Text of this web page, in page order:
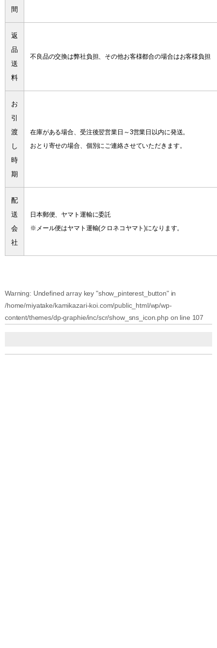
間
返
品
送
料
不良品の交換は弊社負担、その他お客様都合の場合はお客様負担
お
引
渡
し
時
期
在庫がある場合、受注後翌営業日～3営業日以内に発送。
おとり寄せの場合、個別にご連絡させていただきます。
配
送
会
社
日本郵便、ヤマト運輸に委託
※メール便はヤマト運輸(クロネコヤマト)になります。
Warning: Undefined array key "show_pinterest_button" in
/home/miyatake/kamikazari-koi.com/public_html/wp/wp-
content/themes/dp-graphie/inc/scr/show_sns_icon.phpon line 107